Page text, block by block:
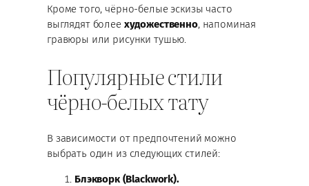
Кроме того, чёрно-белые эскизы часто
выглядят более художественно, напоминая
гравюры или рисунки тушью.
Популярные стили
чёрно-белых тату
В зависимости от предпочтений можно
выбрать один из следующих стилей:
Блэкворк (Blackwork).